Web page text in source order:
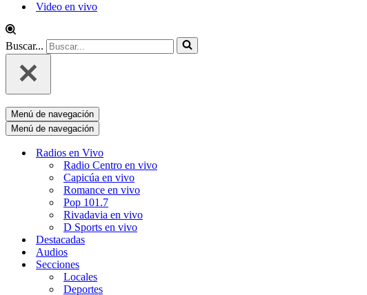
Video en vivo
Buscar...
Menú de navegación
Menú de navegación
Radios en Vivo
Radio Centro en vivo
Capicúa en vivo
Romance en vivo
Pop 101.7
Rivadavia en vivo
D Sports en vivo
Destacadas
Audios
Secciones
Locales
Deportes